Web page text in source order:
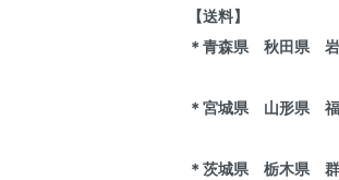
【送料】
＊青森県 秋田県
＊宮城県 山形県 福
＊茨城県 栃木県